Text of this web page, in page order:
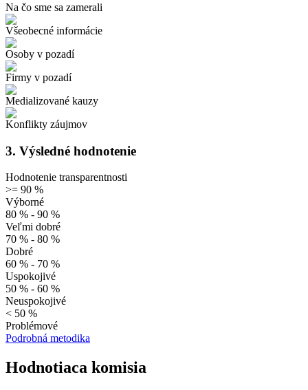
Na čo sme sa zamerali
Všeobecné informácie
Osoby v pozadí
Firmy v pozadí
Medializované kauzy
Konflikty záujmov
3. Výsledné hodnotenie
Hodnotenie transparentnosti
>= 90 %
Výborné
80 % - 90 %
Veľmi dobré
70 % - 80 %
Dobré
60 % - 70 %
Uspokojivé
50 % - 60 %
Neuspokojivé
< 50 %
Problémové
Podrobná metodika
Hodnotiaca komisia